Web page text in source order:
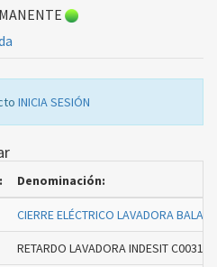
INICIA SESIÓN
Denominación:
CIERRE ELÉCTRICO LAVADORA
RETARDO LAVADORA INDESIT